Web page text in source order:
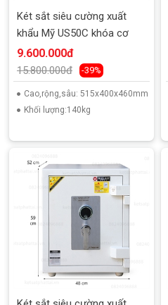
Két sắt siêu cường xuất
khẩu Mỹ US50C khóa cơ
9.600.000đ
15.800.000đ -39%
Cao,rộng,sâu: 515x400x460mm
Khối lượng:140kg